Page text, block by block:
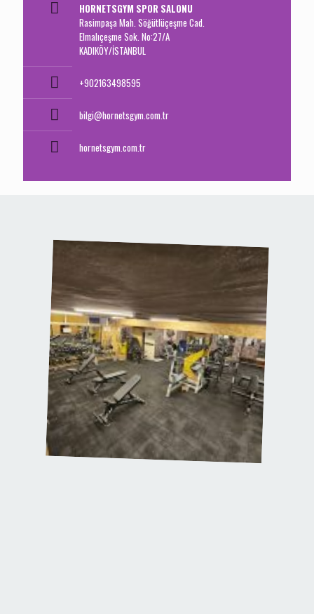
HORNETSGYM SPOR SALONU
Rasimpaşa Mah. Söğütlüçeşme Cad.
Elmalıçeşme Sok. No:27/A
KADIKÖY/İSTANBUL
+902163498595
bilgi@hornetsgym.com.tr
hornetsgym.com.tr